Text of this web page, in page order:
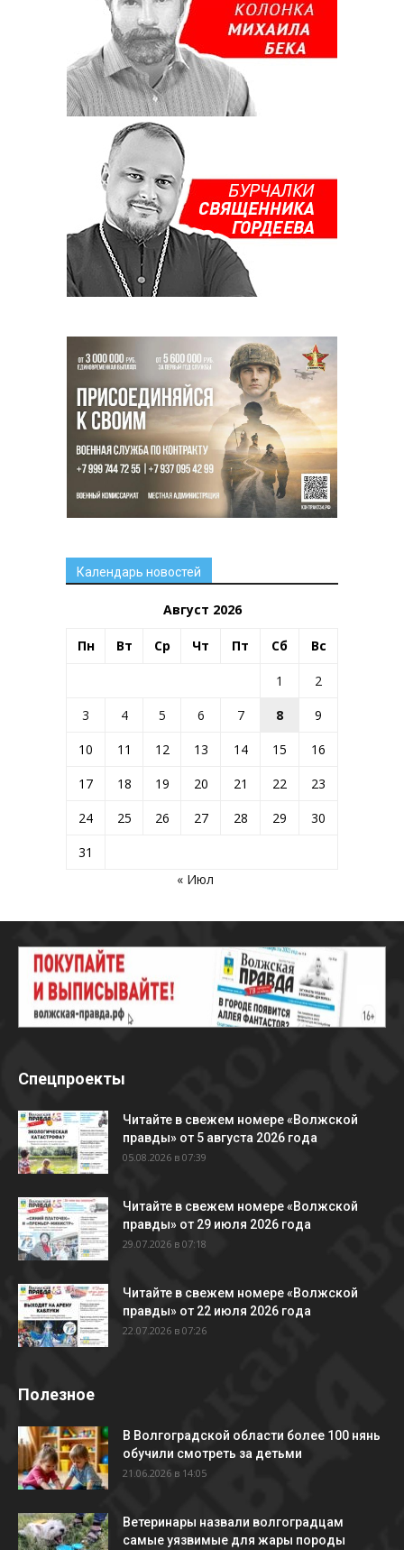
Календарь новостей
Август 2026
Пн Вт Ср Чт Пт Сб Вс
1
2
3
4 5 6 7 8
9
10
11 12 13 14 15
16
17
18 19 20 21 22
23
24
25 26 27 28 29
30
31
« Июл
Спецпроекты
Читайте в свежем номере «Волжской
правды» от 5 августа 2026 года
05.08.2026 в 07:39
Читайте в свежем номере «Волжской
правды» от 29 июля 2026 года
29.07.2026 в 07:18
Читайте в свежем номере «Волжской
правды» от 22 июля 2026 года
22.07.2026 в 07:26
Полезное
В Волгоградской области более 100 нянь
обучили смотреть за детьми
21.06.2026 в 14:05
Ветеринары назвали волгоградцам
самые уязвимые для жары породы